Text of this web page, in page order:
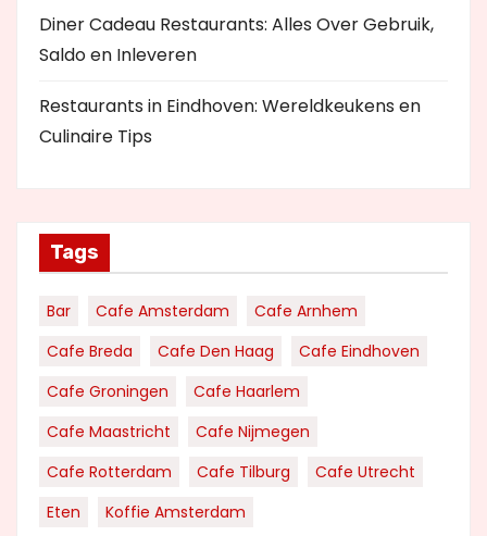
Diner Cadeau Restaurants: Alles Over Gebruik,
Saldo en Inleveren
Restaurants in Eindhoven: Wereldkeukens en
Culinaire Tips
Tags
Bar Cafe Amsterdam
Cafe Arnhem
Cafe Breda
Cafe Den Haag
Cafe Eindhoven
Cafe Groningen
Cafe Haarlem
Cafe Maastricht
Cafe Nijmegen
Cafe Rotterdam
Cafe Tilburg
Cafe Utrecht
Eten
Koffie Amsterdam